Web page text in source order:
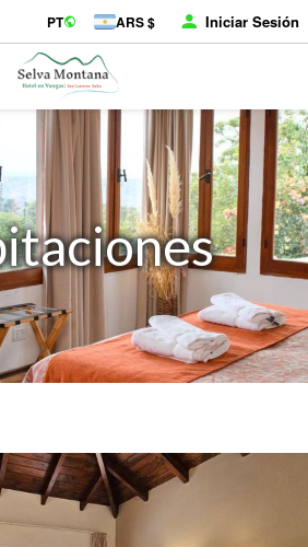
PT ARS $ Iniciar Sesión